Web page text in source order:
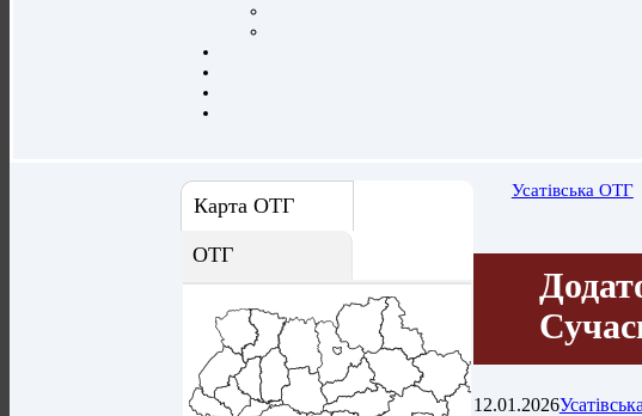
Карта ОТГ
ОТГ
Усатівська ОТГ
12.01.2026